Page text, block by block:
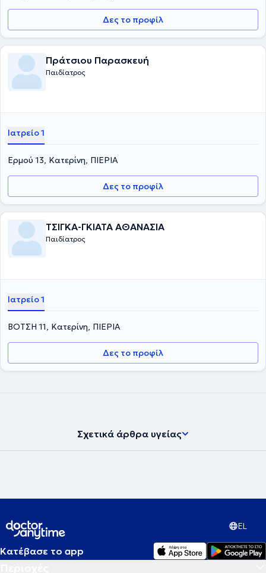
Δες το προφίλ
Πράτσιου Παρασκευή
Παιδίατρος
Ιατρείο 1
Ερμού 13, Κατερίνη, ΠΙΕΡΙΑ
Δες το προφίλ
ΤΣΙΓΚΑ-ΓΚΙΑΤΑ ΑΘΑΝΑΣΙΑ
Παιδίατρος
Ιατρείο 1
ΒΟΤΣΗ 11, Κατερίνη, ΠΙΕΡΙΑ
Δες το προφίλ
Σχετικά άρθρα υγείας
EL
Κατέβασε το app